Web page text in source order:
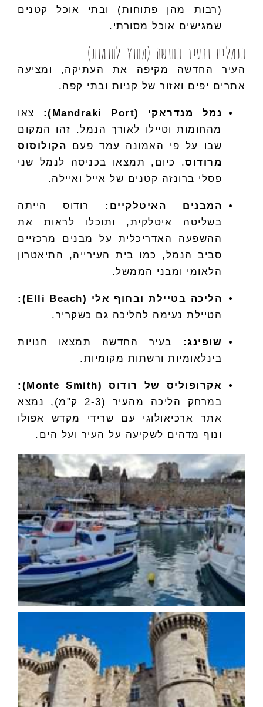
(רבות מהן פתוחות) ובתי אוכל קטנים
שמגישים אוכל מסורתי.
הנמלים והעיר החדשה (מחוץ לחומות)
העיר החדשה מקיפה את העתיקה, ומציעה
אתרים יפים ואזור של קניות ובתי קפה.
נמל מנדראקי (Mandraki Port):
צאו
מהחומות וטיילו לאורך הנמל. זהו המקום
שבו על פי האמונה עמד פעם הקולוסוס
מרודוס. כיום, תמצאו בכניסה לנמל שני
פסלי ברונזה קטנים של אייל ואיילה.
המבנים האיטלקיים: רודוס הייתה
בשליטה איטלקית, ותוכלו לראות את
ההשפעה האדריכלית על מבנים מרכזיים
סביב הנמל, כמו בית העירייה, התיאטרון
הלאומי ומבני הממשל.
הליכה בטיילת ובחוף אלי (Elli Beach):
הטיילת נעימה להליכה גם כשקריר.
שופינג: בעיר החדשה תמצאו חנויות
בינלאומיות ורשתות מקומיות.
אקרופוליס של רודוס (Monte Smith):
במרחק הליכה מהעיר (2-3 ק"מ), נמצא
אתר ארכיאולוגי עם שרידי מקדש אפולו
ונוף מדהים לשקיעה על העיר ועל הים.